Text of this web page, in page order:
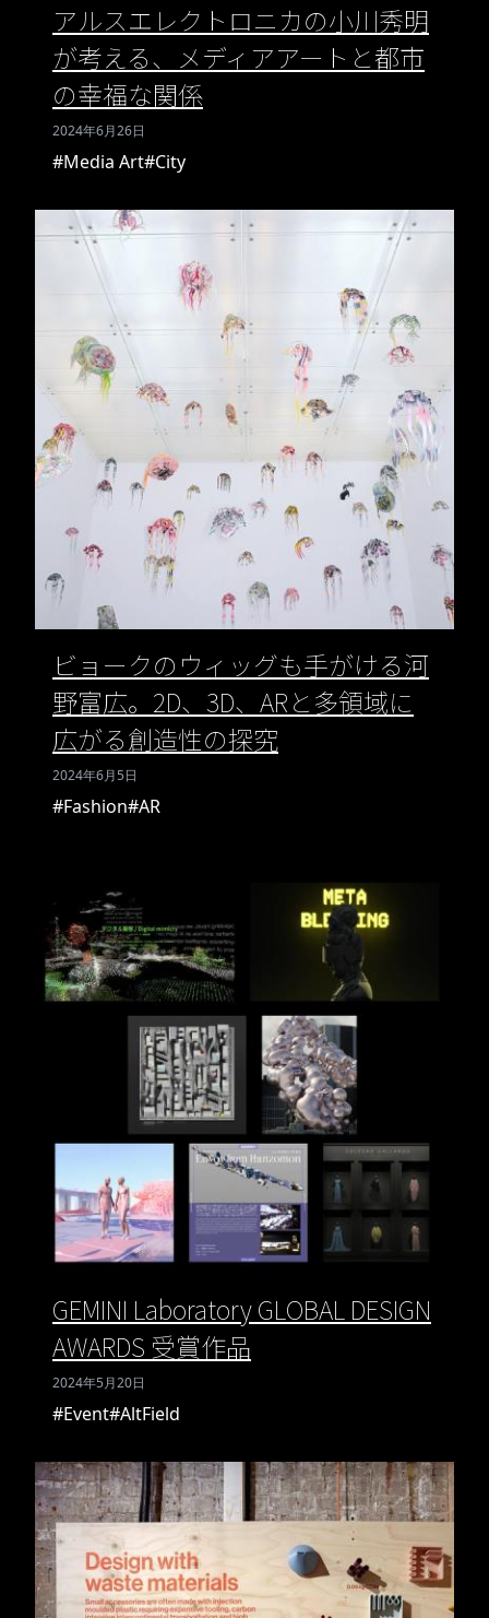
アルスエレクトロニカの小川秀明
が考える、メディアアートと都市
の幸福な関係
2024年6月26日
#Media Art#City
ビョークのウィッグも手がける河
野富広。2D、3D、ARと多領域に
広がる創造性の探究
2024年6月5日
#Fashion#AR
GEMINI Laboratory GLOBAL DESIGN
AWARDS 受賞作品
2024年5月20日
#Event#AltField